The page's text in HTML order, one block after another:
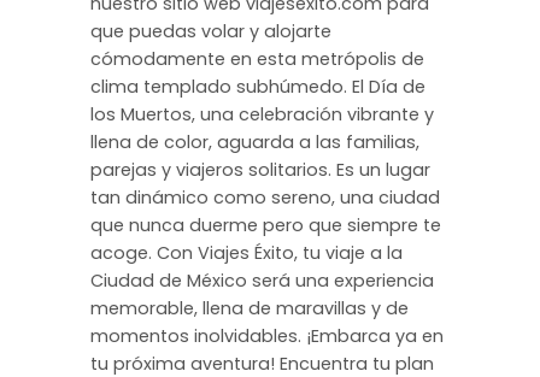
que puedas volar y alojarte
cómodamente en esta metrópolis de
clima templado subhúmedo. El Día de
los Muertos, una celebración vibrante y
llena de color, aguarda a las familias,
parejas y viajeros solitarios. Es un lugar
tan dinámico como sereno, una ciudad
que nunca duerme pero que siempre te
acoge. Con Viajes Éxito, tu viaje a la
Ciudad de México será una experiencia
memorable, llena de maravillas y de
momentos inolvidables. ¡Embarca ya en
tu próxima aventura! Encuentra tu plan